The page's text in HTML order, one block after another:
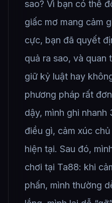
sao? Vì bạn có thể
giấc mơ mang cảm
cực, bạn đã quyết
quả ra sao, và quan
giữ kỷ luật hay
phương pháp rất
dậy, mình ghi
điều gì, cảm xúc
hiện tại. Sau đó,
chơi tại Ta88: khi
phấn, mình thường